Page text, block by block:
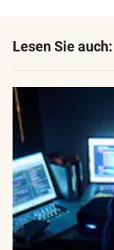
Lesen Sie auch: